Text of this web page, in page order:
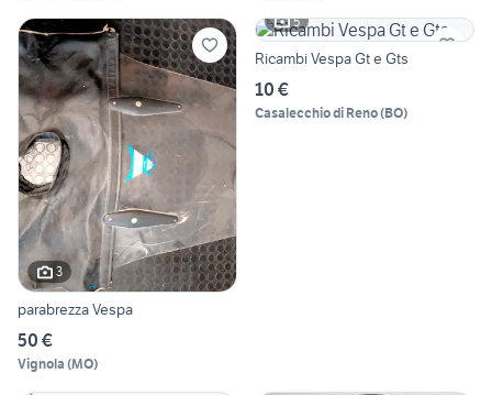
3
parabrezza Vespa
50 €
Vignola (MO)
5
Ricambi Vespa Gt e Gts
10 €
Casalecchio di Reno(BO)